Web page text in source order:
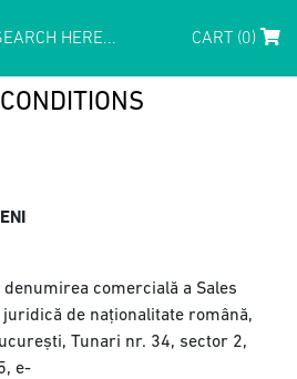
CART (0)
comercială a Sales
juridică de naționalitate română,
Tunari nr. 34, sector 2,
e-